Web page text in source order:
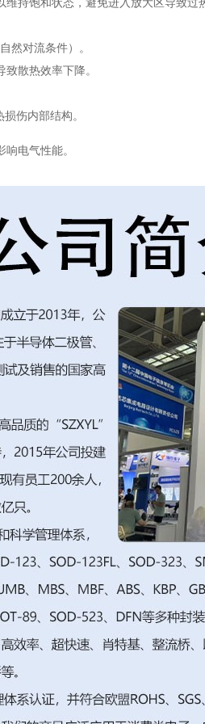
持饱和状态，避免进入放大区导致过
然对流条件）。
散热效率下降。
伤内部结构。
电气性能。